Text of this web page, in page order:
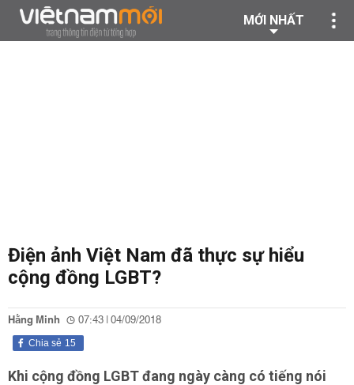
MỚI NHẤT
Điện ảnh Việt Nam đã thực sự hiểu
cộng đồng LGBT?
Hằng Minh 07:43 | 04/09/2018
15
Chia sẻ
Khi cộng đồng LGBT đang ngày càng có tiếng nói